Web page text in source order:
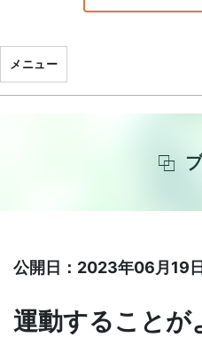
メニュー
公開日：2023年06月19
運動することが